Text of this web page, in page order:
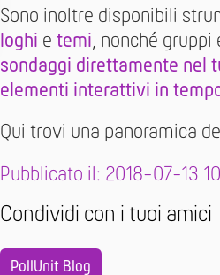
Sono inoltre disponibili
loghi e temi, nonché gruppi
sondaggi direttamente nel
elementi interattivi in
Qui trovi una panoramica
Pubblicato il: 2018-07-13
Condividi con i tuoi amici
PollUnit Blog